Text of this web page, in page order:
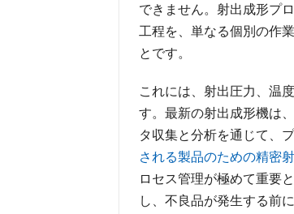
できません。射出成形プ
工程を、単なる個別の作
とです。
これには、射出圧力、温
す。最新の射出成形機は
タ収集と分析を通じて、
される製品のための精密
ロセス管理が極めて重要
し、不良品が発生する前